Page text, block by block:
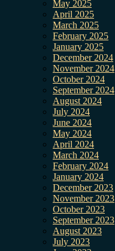
May 2025
April 2025
March 2025
February 2025
January 2025
December 2024
November 2024
October 2024
September 2024
August 2024
July 2024
June 2024
May 2024
April 2024
March 2024
February 2024
January 2024
December 2023
November 2023
October 2023
September 2023
August 2023
July 2023